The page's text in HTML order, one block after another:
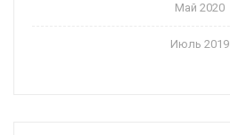
Май 2020
Июль 2019